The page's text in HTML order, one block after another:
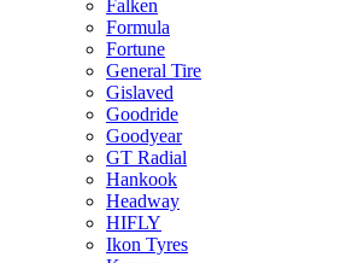
Falken
Formula
Fortune
General Tire
Gislaved
Goodride
Goodyear
GT Radial
Hankook
Headway
HIFLY
Ikon Tyres